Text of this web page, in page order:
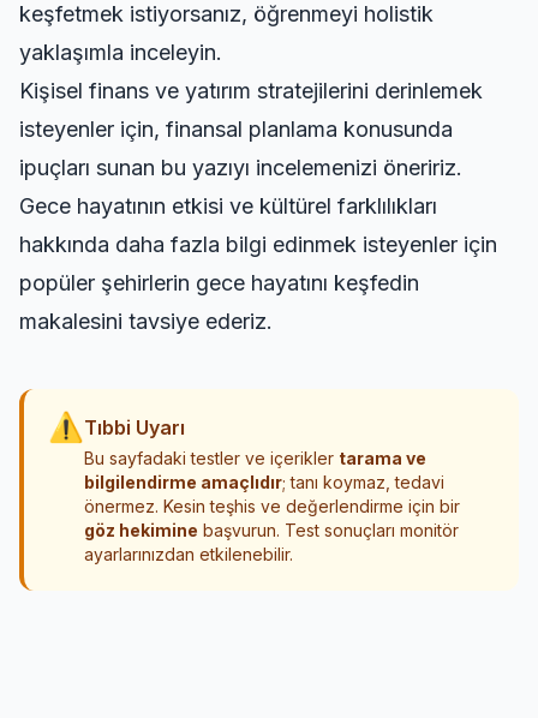
keşfetmek istiyorsanız, öğrenmeyi holistik
yaklaşımla inceleyin.
Kişisel finans ve yatırım stratejilerini derinlemek
isteyenler için, finansal planlama konusunda
ipuçları sunan bu yazıyı incelemenizi öneririz.
Gece hayatının etkisi ve kültürel farklılıkları
hakkında daha fazla bilgi edinmek isteyenler için
popüler şehirlerin gece hayatını keşfedin
makalesini tavsiye ederiz.
⚠ Tıbbi Uyarı
Bu sayfadaki testler ve içerikler tarama ve
bilgilendirme amaçlıdır; tanı koymaz, tedavi
önermez. Kesin teşhis ve değerlendirme için bir
göz hekimine başvurun. Test sonuçları monitör
ayarlarınızdan etkilenebilir.